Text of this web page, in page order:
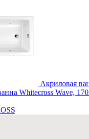
Акриловая
Whitecross Wave,